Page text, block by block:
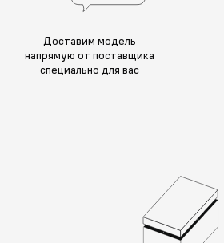
Доставим модель
напрямую от поставщика
специально для вас